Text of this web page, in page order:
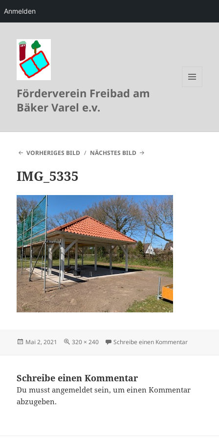
Anmelden
Förderverein Freibad am
Bäker Varel e.v.
VORHERIGES BILD NÄCHSTES BILD
IMG_5335
Veröffentlicht
Mai 2, 2021 Originalgröße
320 × 240 Schreibe einen Kommentarzu
Schreibe einen Kommentar
Du musstangemeldet sein, um einen Kommentar
abzugeben.